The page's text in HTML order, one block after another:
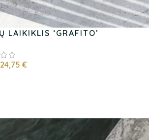
LAIKIKLIS ‘GRAFITO’
24,75€